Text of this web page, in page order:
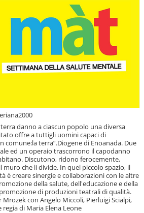
danno a ciascun popolo una diversa
offre a tuttigli uomini capaci di
comune:la terra”.Diogene di Enoanada. Due
ed un operaio trascorrono il capodanno
Discutono, ridono ferocemente,
che li divide. In quel piccolo spazio, il
è creare sinergie e collaborazioni con le altre
della salute, dell'educazione e della
di produzioni teatrali di qualità.
con Angelo Miccoli, Pierluigi Scialpi,
regia di Maria Elena Leone